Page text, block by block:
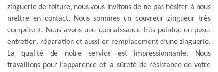
zinguerie de toiture, nous vous invitons de ne pas hésiter à nous
mettre en contact. Nous sommes un couvreur zingueur très
compétent. Nous avons une connaissance très pointue en pose,
entretien, réparation et aussi en remplacement d’une zinguerie.
La qualité de notre service est impressionnante. Nous
travaillons pour l’apparence et la sûreté de résistance de votre